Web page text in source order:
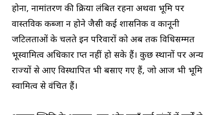
होना, नामांतरण की प्रक्रिया लंबित रहना अथवा भूमि पर
वास्तविक कब्जा न होने जैसी कई प्रशासनिक व कानूनी
जटिलताओं के चलते इन परिवारों को अब तक विधिसम्मत
भूस्वामित्व अधिकार प्राप्त नहीं हो सके हैं। कुछ स्थानों पर अन्य
राज्यों से आए विस्थापित भी बसाए गए हैं, जो आज भी भूमि
स्वामित्व से वंचित हैं।